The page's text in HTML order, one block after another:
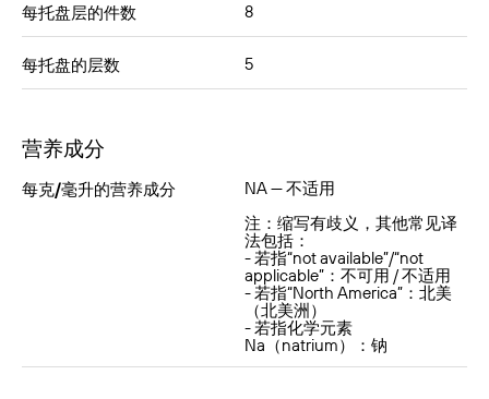
每托盘层的件数 8
每托盘的层数 5
营养成分
每克/毫升的营养成分
NA — 不适用
注：缩写有歧义，其他常见译
法包括：
- 若指“not available”/“not
applicable”：不可用 / 不适用
- 若指“North America”：北美
（北美洲）
- 若指化学元素
Na（natrium）：钠